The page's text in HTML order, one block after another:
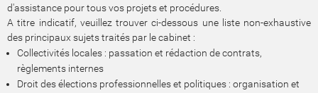
d'assistance pour tous vos projets et procédures.
A titre indicatif, veuillez trouver ci-dessous une liste non-exhaustive
des principaux sujets traités par le cabinet :
Collectivités locales : passation et rédaction de contrats,
règlements internes
Droit des élections professionnelles et politiques : organisation et